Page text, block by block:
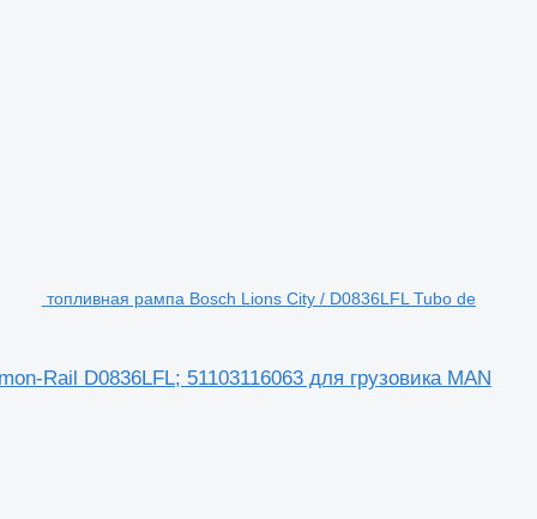
топливная рампа Bosch Lions City / D0836LFL Tubo de
Rail D0836LFL; 51103116063 для грузовика MAN